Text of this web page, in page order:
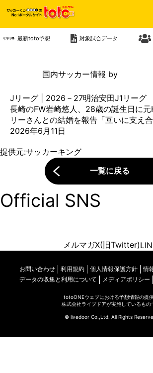
最新toto予想 対象試合データ
トップ
ニュース一覧
ニュース
国内サッカー情報 by
Jリーグ | 2026－27明治安田J1リーグ
長崎のFW岩崎悠人、28歳の誕生日に元
リーさんとの結婚を報告「互いに支え
2026年6月11日
提供元:サッカーキング
一覧に戻る
Official SNS
メルマガX(旧Twitter)
お問い合わせ 利用規約 個人情報保護方針
情
データの収集と利用について
メディアポリシー
totoONEウェブにおける予想情報の提
株式会社ライブドアが実施しているもの
© livedoor Co.,Ltd. All Rights
最新toto予想 対象試合データ